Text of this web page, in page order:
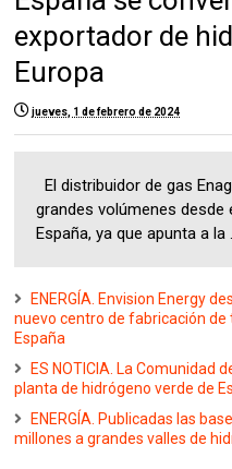
exportador de
Europa
jueves, 1 de febrero de 2024
El distribuidor de gas
grandes volúmenes
España, ya que apunta a la
ENERGÍA. Envision Energy
nuevo centro de fabricación
España
ES NOTICIA. La Comunidad
planta de hidrógeno verde de
ENERGÍA. Publicadas las
millones a grandes valles de